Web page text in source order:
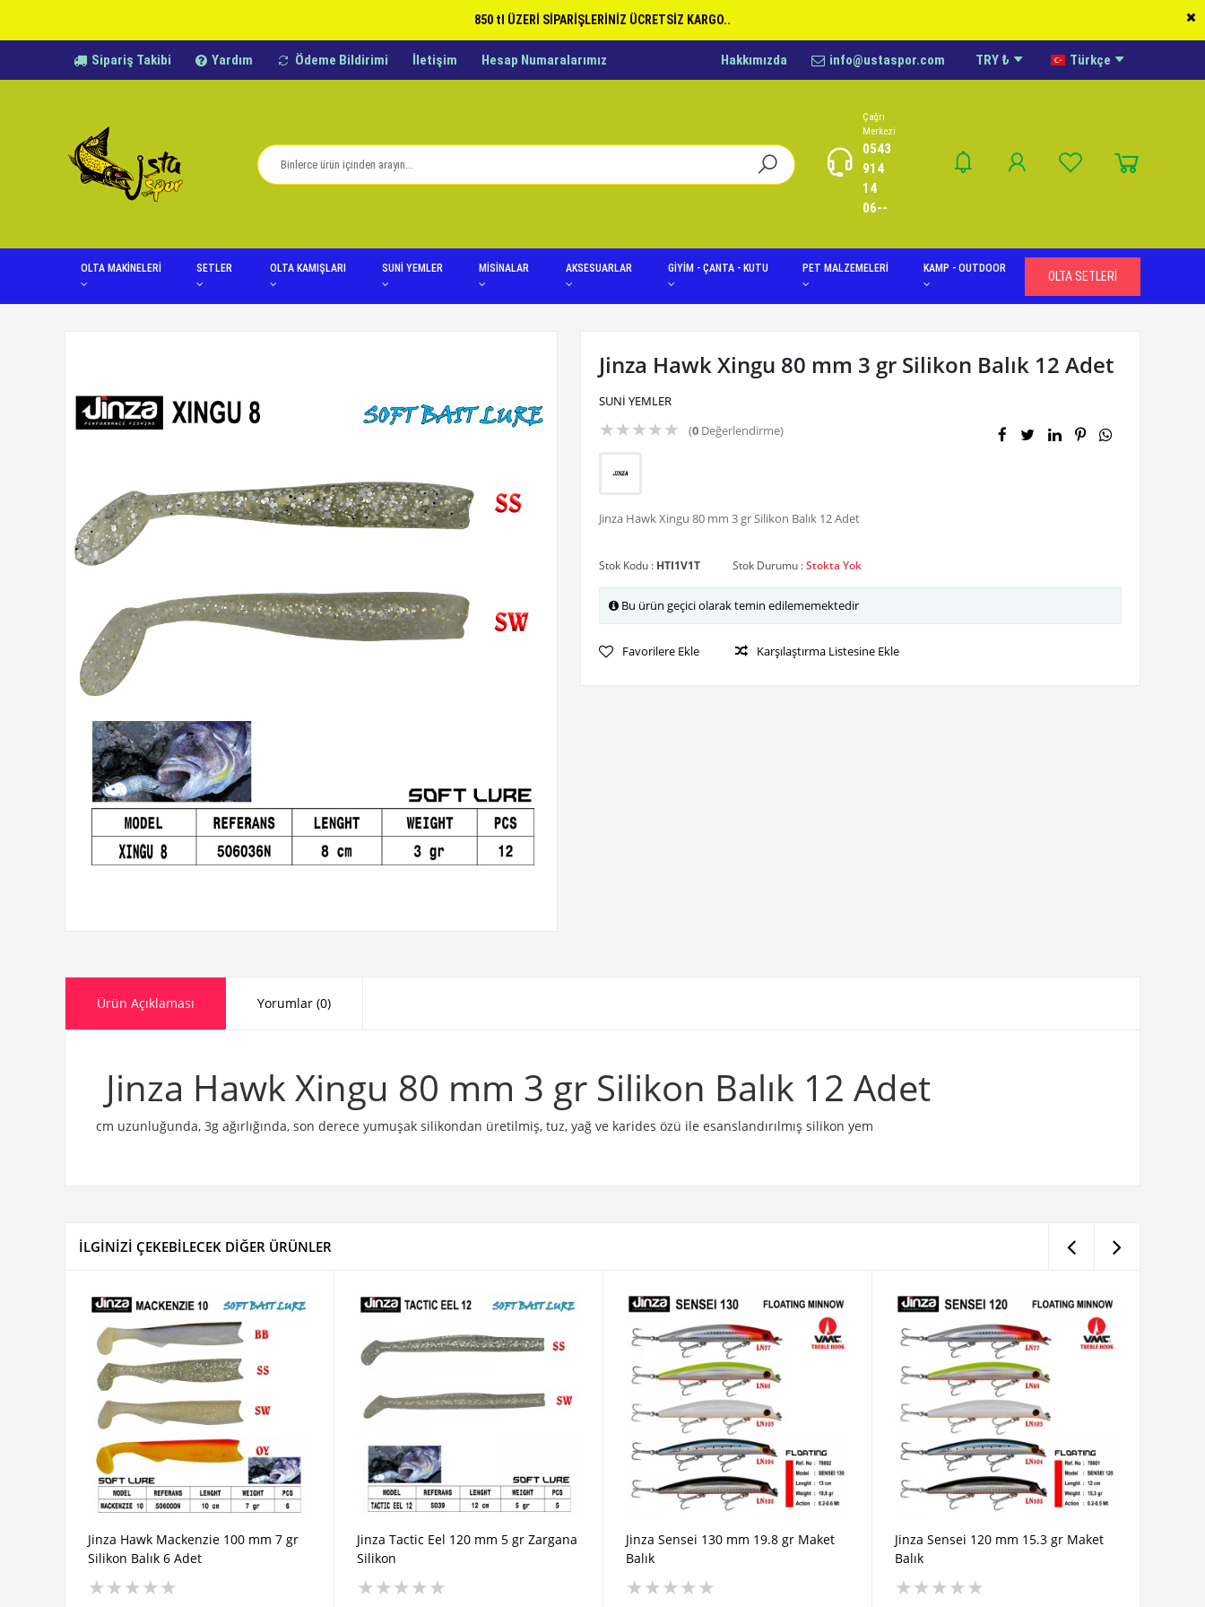
850 tl ÜZERİ SİPARİŞLERİNİZ ÜCRETSİZ KARGO..
Sipariş Takibi Yardım Ödeme Bildirimi İletişim Hesap Numaralarımız Hakkımızda info@ustaspor.com TRY ₺ Türkçe
Çağrı
Merkezi
0543
914
14
06--
OLTA MAKİNELERİ SETLER OLTA KAMIŞLARI SUNİ YEMLER MİSİNALAR AKSESUARLAR GİYİM - ÇANTA - KUTU PET MALZEMELERİ KAMP - OUTDOOR
OLTA SETLERİ
Jinza Hawk Xingu 80 mm 3 gr Silikon Balık 12 Adet
SUNİ YEMLER
★★★★★ (0 Değerlendirme)
Jinza Hawk Xingu 80 mm 3 gr Silikon Balık 12 Adet
Stok Kodu : HTI1V1T Stok Durumu :Stokta Yok
Bu ürün geçici olarak temin edilememektedir
Favorilere Ekle Karşılaştırma Listesine Ekle
Ürün Açıklaması Yorumlar (0)
Jinza Hawk Xingu 80 mm 3 gr Silikon Balık 12 Adet
cm uzunluğunda, 3g ağırlığında, son derece yumuşak silikondan üretilmiş, tuz, yağ ve karides özü ile esanslandırılmış silikon yem
İLGİNİZİ ÇEKEBİLECEK DİĞER ÜRÜNLER
Jinza Hawk Mackenzie 100 mm 7 gr
Silikon Balık 6 Adet
★★★★★
Jinza Tactic Eel 120 mm 5 gr Zargana
Silikon
★★★★★
Jinza Sensei 130 mm 19.8 gr Maket
Balık
★★★★★
Jinza Sensei 120 mm 15.3 gr Maket
Balık
★★★★★